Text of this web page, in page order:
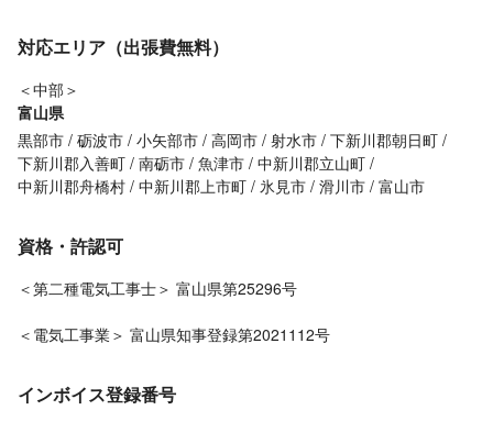
対応エリア（出張費無料）
＜中部＞
富山県
黒部市 砺波市 小矢部市 高岡市 射水市 下新川郡朝日町
下新川郡入善町 南砺市 魚津市 中新川郡立山町
中新川郡舟橋村 中新川郡上市町 氷見市 滑川市 富山市
資格・許認可
＜第二種電気工事士＞ 富山県第25296号
＜電気工事業＞ 富山県知事登録第2021112号
インボイス登録番号